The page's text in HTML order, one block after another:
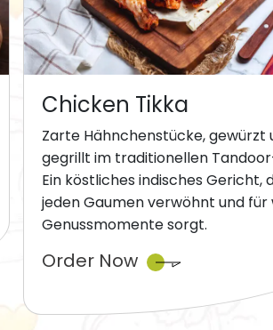
Chicken Tikka
Zarte Hähnchenstücke, gewürzt
gegrillt im traditionellen
Ein köstliches indisches Gericht,
jeden Gaumen verwöhnt und für
Genussmomente sorgt.
Order Now